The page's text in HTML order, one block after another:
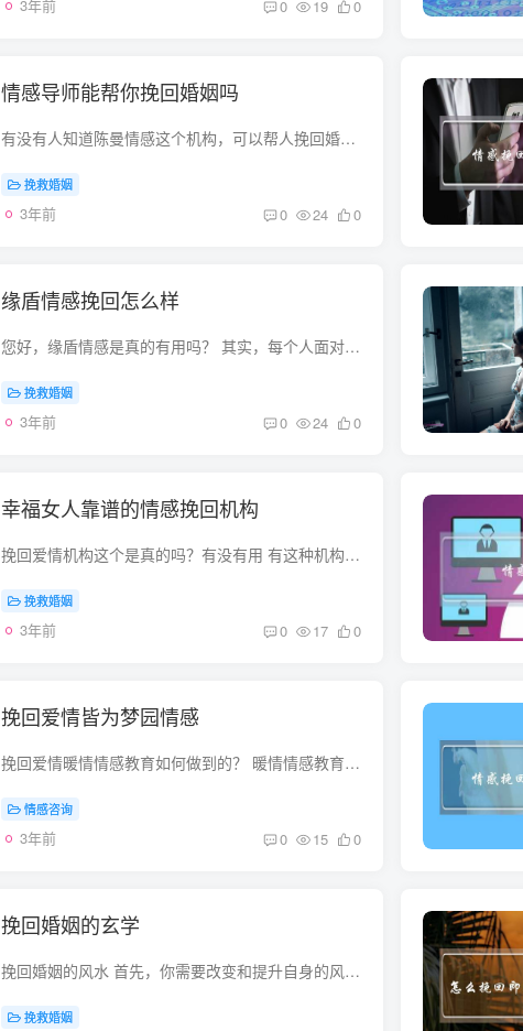
3年前 0 19 0
情感导师能帮你挽回婚姻吗
有没有人知道陈曼情感这个机构，可以帮人挽回婚姻是真的吗？ 我知道陈曼情感，当时我报的时候也觉得是骗人的，上网上咨询了很多，我老公出轨了，情况蛮紧急，他们老师一直催我报名，后面因为我...
挽救婚姻
3年前 0 24 0
缘盾情感挽回怎么样
您好，缘盾情感是真的有用吗？ 其实，每个人面对感情中的大大小小问题都有不一样的应对方法，有些问题会大事化小，有些问题会演变成破裂，在这之中懂得去寻求专业帮助的，无疑是聪明而又机智的...
挽救婚姻
3年前 0 24 0
幸福女人靠谱的情感挽回机构
挽回爱情机构这个是真的吗？有没有用 有这种机构的，我一个朋友之前找过幸福女人团队帮忙，感情有，不怕找不回来 有用可能是，机构帮你挽回，但是能不能留得住还得看你自己。 是真的也有用，但...
挽救婚姻
3年前 0 17 0
挽回爱情皆为梦园情感
挽回爱情暖情情感教育如何做到的？ 暖情情感教育初衷就是“提高中国情感幸福指数“，帮助更多在情感中遇到困扰的朋友走出困境。“婚后落差感”“婆媳相处矛盾”“聊天冷场”“交友缺乏信心”等...
情感咨询
3年前 0 15 0
挽回婚姻的玄学
挽回婚姻的风水 首先，你需要改变和提升自身的风水：可以定制一款风水姻缘吉祥物佩戴在身，这建议你可以到无相铜炉官网一对一定制一款适合你的无相姻缘吉祥手链佩戴即可。 其次，再说到挽回婚姻...
挽救婚姻